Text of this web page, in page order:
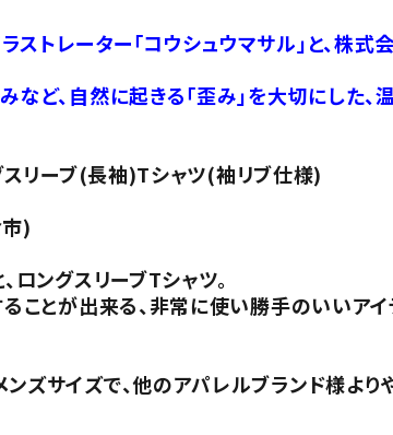
トレーター「コウシュウマサル」と、株
など、自然に起きる「歪み」を大切にした
リーブ(長袖)Tシャツ(袖リブ仕様)
)
ロングスリーブTシャツ。
ことが出来る、非常に使い勝手のいいアイ
ズサイズで、他のアパレルブランド様よ